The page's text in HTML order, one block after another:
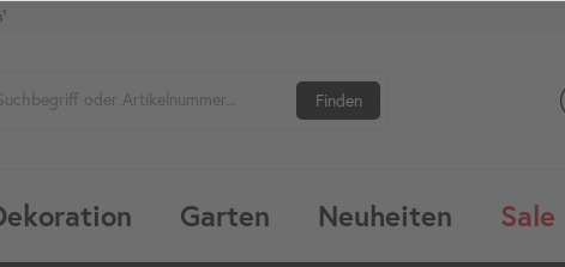
Finden
Garten Neuheiten Sale